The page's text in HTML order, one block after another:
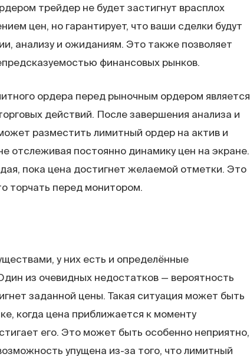
трейдер не будет застигнут врасплох
цен, но гарантирует, что ваши сделки будут
анализу и ожиданиям. Это также позволяет
финансовых рынков.
ордера перед рыночным ордером является
действий. После завершения анализа и
разместить лимитный ордер на актив и
отслеживая постоянно динамику цен на экране.
пока цена достигнет желаемой отметки. Это
торчать перед монитором.
у них есть и определённые
из очевидных недостатков — вероятность
заданной цены. Такая ситуация может быть
когда цена приближается к моменту
его. Это может быть особенно неприятно,
упущена из-за того, что лимитный